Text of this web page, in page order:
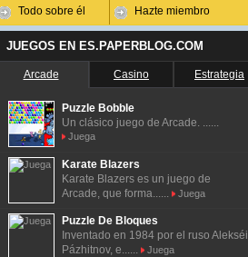
Todo sobre él Hazte miembro
JUEGOS EN ES.PAPERBLOG.COM
Arcade Casino Estrategia
Puzzle Bobble
Un clásico juego de Arcade. ......
Juega
Karate Blazers
Karate Blazers es un juego de
Arcade, que forma......
Juega
Puzzle De Bloques
Inventado en 1984 por el ruso Alekséi
Pázhitnov, e......
Juega